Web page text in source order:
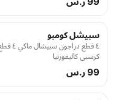
سبيشل كومبو
كرسبي كاليفورنيا
99 ر.س